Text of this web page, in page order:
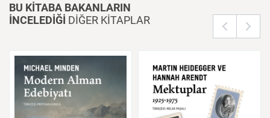
BU KİTABA BAKANLARIN
İNCELEDİĞİ DİĞER KİTAPLAR